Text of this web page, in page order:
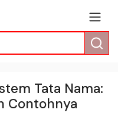
Tata Nama:
Contohnya